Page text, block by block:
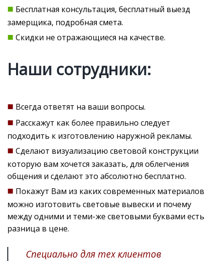
■ Бесплатная консультация, бесплатный выезд
замерщика, подробная смета.
■ Скидки не отражающиеся на качестве.
Наши сотрудники:
■ Всегда ответят на ваши вопросы.
■ Расскажут как более правильно следует
подходить к изготовлению наружной рекламы.
■ Сделают визуализацию световой конструкции
которую вам хочется заказать, для облегчения
общения и сделают это абсолютно бесплатно.
■ Покажут Вам из каких современных материалов
можно изготовить световые вывески и почему
между одними и теми-же световыми буквами есть
разница в цене.
Специально для тех клиентов